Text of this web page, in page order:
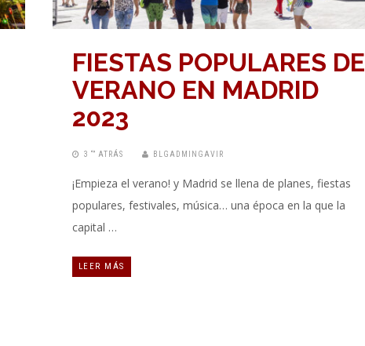
FIESTAS POPULARES DE
VERANO EN MADRID
2023
3 “” ATRÁS BLGADMINGAVIR
¡Empieza el verano! y Madrid se llena de planes, fiestas
populares, festivales, música… una época en la que la
capital …
LEER MÁS